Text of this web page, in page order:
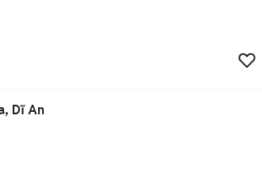
Dĩ An